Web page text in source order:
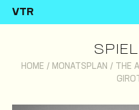
VTR
HOME / MONATSPLAN / THE